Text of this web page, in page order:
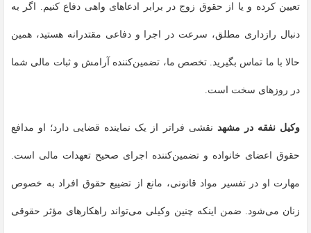
تعیین کرده و یا از حقوق زوج در برابر ادعاهای واهی دفاع کنیم. اگر به
دنبال رازداری مطلق، سرعت در اجرا و دفاعی مقتدرانه هستید، همین
حالا با ما تماس بگیرید. تخصص ما، تضمین‌کننده آرامش و ثبات مالی شما
در روزهای سخت است.
وکیل نفقه در مشهد نقشی فراتر از یک نماینده قضایی دارد؛ او مدافع
حقوق اعضای خانواده و تضمین‌کننده اجرای صحیح تعهدات مالی است.
مهارت او در تفسیر مواد قانونی، مانع از تضییع حقوق افراد به خصوص
زنان می‌شود. ضمن اینکه چنین وکیلی می‌تواند راهکارهای مؤثر حقوقی